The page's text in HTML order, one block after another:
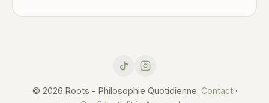
© 2026 Roots - Philosophie Quotidienne. Contact·